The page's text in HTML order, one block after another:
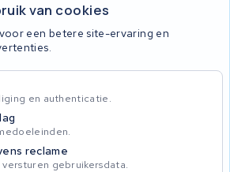
van cookies
een betere site-ervaring en
en authenticatie.
reclame
gebruikersdata.
opnemen
© 2026 KWS Seuren
Voorwaarden
Privacybeleid